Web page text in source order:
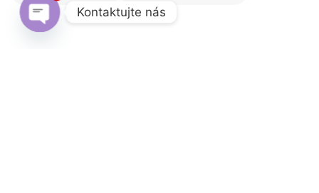
Kontaktujte nás